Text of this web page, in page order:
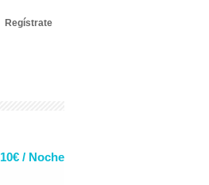
Regístrate
10€ / Noche